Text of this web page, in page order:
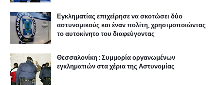
Εγκληματίας επιχείρησε να σκοτώσει δύο
αστυνομικούς και έναν πολίτη, χρησιμοποιώντας
το αυτοκίνητο του διαφεύγοντας
Θεσσαλονίκη : Συμμορία οργανωμένων
εγκληματιών στα χέρια της Αστυνομίας